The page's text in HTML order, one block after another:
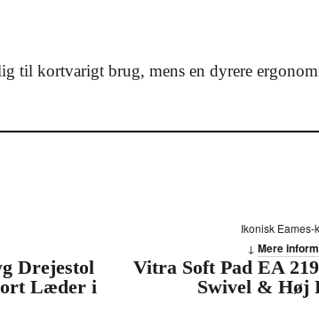
kortvarigt brug, mens en dyrere
Drejestol
Læder i
Ikonisk Eames-
Vitra Soft Pad EA
Swivel & Høj
Mere